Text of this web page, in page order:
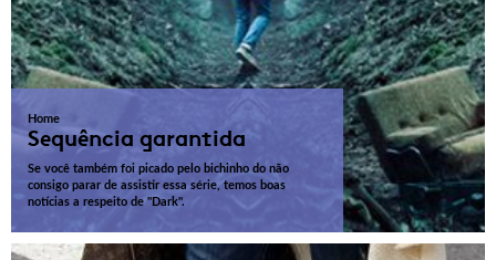
Home
Sequência garantida
Se você também foi picado pelo bichinho do não
consigo parar de assistir essa série, temos boas
notícias a respeito de "Dark".